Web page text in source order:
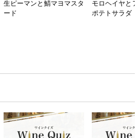
生ピーマンと鯖マヨマスタ
ード
モロヘイヤと
ポテトサラダ